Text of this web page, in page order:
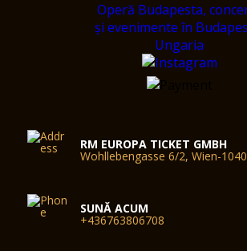
RM EUROPA TICKET GMBH
Wohllebengasse 6/2, Wien-1040
SUNĂ ACUM
+436763806708